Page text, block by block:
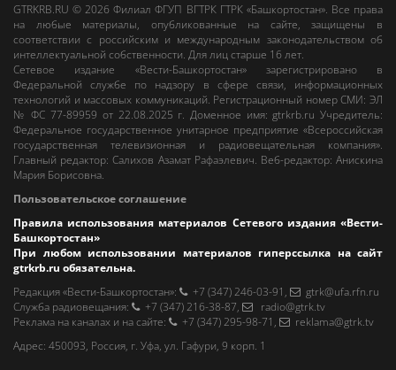
GTRKRB.RU © 2026Филиал ФГУП ВГТРК ГТРК «Башкортостан». Все права
на любые материалы, опубликованные на сайте, защищены в
соответствии с российским и международным законодательством об
интеллектуальной собственности. Для лиц старше 16 лет.
Сетевое издание «Вести-Башкортостан»зарегистрировано в
Федеральной службе по надзору в сфере связи, информационных
технологий и массовых коммуникаций. Регистрационный номер СМИ: ЭЛ
№ ФС 77-89959 от 22.08.2025 г. Доменное имя:gtrkrb.ru Учредитель:
Федеральное государственное унитарное предприятие «Всероссийская
государственная телевизионная и радиовещательная компания».
Главный редактор:Салихов Азамат Рафаэлевич. Веб-редактор:Анискина
Мария Борисовна.
Пользовательское соглашение
Правила использования материалов Сетевого издания «Вести-
Башкортостан»
При любом использовании материалов гиперссылка на сайт
gtrkrb.ru обязательна.
Редакция «Вести-Башкортостан»: +7 (347) 246-03-91 ,
gtrk@ufa.rfn.ru
Cлужба радиовещания: +7 (347) 216-38-87,
radio@gtrk.tv
Реклама на каналах и на сайте: +7 (347) 295-98-71 ,
reklama@gtrk.tv
Адрес: 450093, Россия, г. Уфа, ул. Гафури, 9 корп. 1